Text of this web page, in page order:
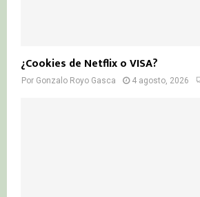
¿Cookies de Netflix o VISA?
Por Gonzalo Royo Gasca 4 agosto, 2026